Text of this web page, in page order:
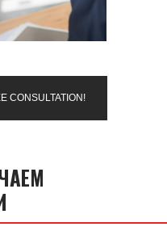
CONSULTATION!